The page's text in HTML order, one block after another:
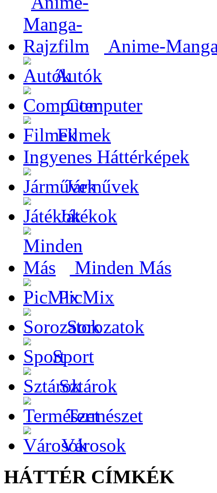
Anime-
Autók
Computer
Filmek
Ingyenes Háttérképek
Járművek
Játékok
Minden Más
PicMix
Sorozatok
Sport
Sztárok
Természet
Városok
HÁTTÉR CÍMKÉK